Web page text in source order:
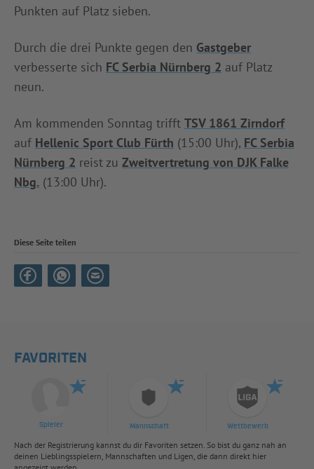
Punkten auf Platz sieben.
Durch die drei Punkte gegen den Gastgeber
verbesserte sich FC Serbia Nürnberg 2 auf Platz
neun.
Am kommenden Sonntag trifft TSV 1861 Zirndorf
auf Hellenic Sport Club Fürth (15:00 Uhr), FC Serbia
Nürnberg 2 reist zu Zweitvertretung von DJK Falke
Nbg. (13:00 Uhr).
Diese Seite teilen
FAVORITEN
Spieler Mannschaft Wettbewerb
Nach der Registrierung kannst du dir Favoriten setzen. So bist du ganz nah an
deinen Lieblingsspielern, Mannschaften und Ligen, die dann direkt hier